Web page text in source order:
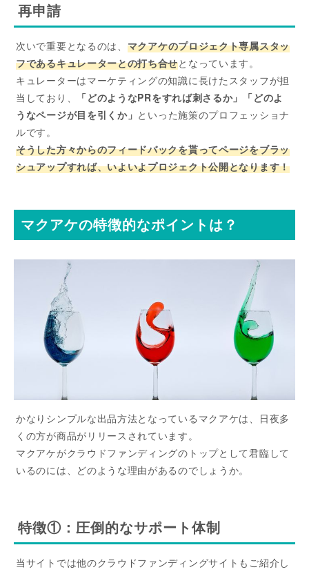
再申請
次いで重要となるのは、 マクアケのプロジェクト専属スタッ
フであるキュレーターとの打ち合せとなっています。
キュレーターはマーケティングの知識に長けたスタッフが担
当しており、
「どのようなPRをすれば刺さるか」「どのよ
うなページが目を引くか」 といった施策のプロフェッショナ
ルです。
そうした方々からのフィードバックを貰ってページをブラッ
シュアップすれば、いよいよプロジェクト公開となります！
マクアケの特徴的なポイントは？
かなりシンプルな出品方法となっているマクアケは、日夜多
くの方が商品がリリースされています。
マクアケがクラウドファンディングのトップとして君臨して
いるのには、どのような理由があるのでしょうか。
特徴①：圧倒的なサポート体制
当サイトでは他のクラウドファンディングサイトもご紹介し